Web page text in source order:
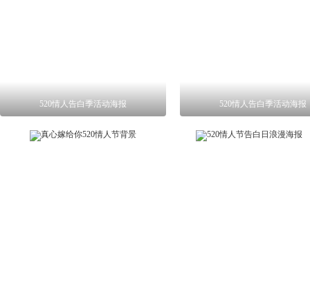
520情人告白季活动海报 520情人告白季活动海报